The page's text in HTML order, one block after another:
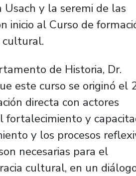
y la seremi de las
inicio al Curso de
cultural.
de Historia, Dr.
este curso se originó el
directa con actores
fortalecimiento y
y los procesos
necesarias para el
cultural, en un